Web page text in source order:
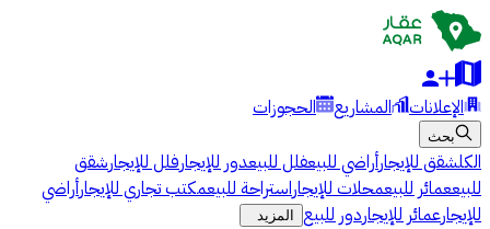
الإعلانات المشاريع الحجوزات
بحث
الكلشقق للإيجارأراضي للبيعفلل للبيعدور للإيجارفلل للإيجارشقق
للبيععمائر للبيعمحلات للإيجاراستراحة للبيعمكتب تجاري للإيجارأراضي
للإيجارعمائر للإيجاردور للبيع المزيد